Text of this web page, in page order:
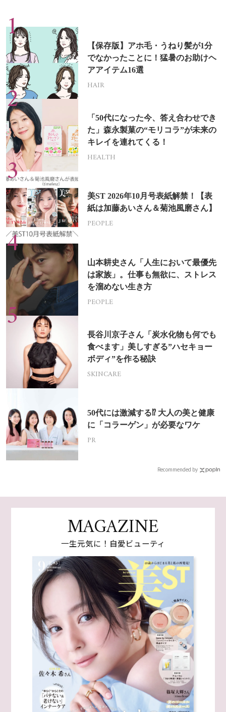
【保存版】アホ毛・うねり髪が1分
でなかったことに！猛暑のお助けヘ
アアイテム16選
HAIR
「50代になった今、答え合わせでき
た」森永製菓の“モリコラ”が未来の
キレイを連れてくる！
HEALTH
美ST 2026年10月号表紙解禁！【表
紙は加藤あいさん＆菊池風磨さん】
PEOPLE
山本耕史さん「人生において最優先
は家族」。仕事も無欲に、ストレス
を溜めない生き方
PEOPLE
長谷川京子さん「炭水化物も何でも
食べます」美しすぎる”ハセキョー
ボディ”を作る秘訣
SKINCARE
50代には激減する⁉ 大人の美と健康
に「コラーゲン」が必要なワケ
PR
Recommended by
MAGAZINE
一生元気に！自愛ビューティ